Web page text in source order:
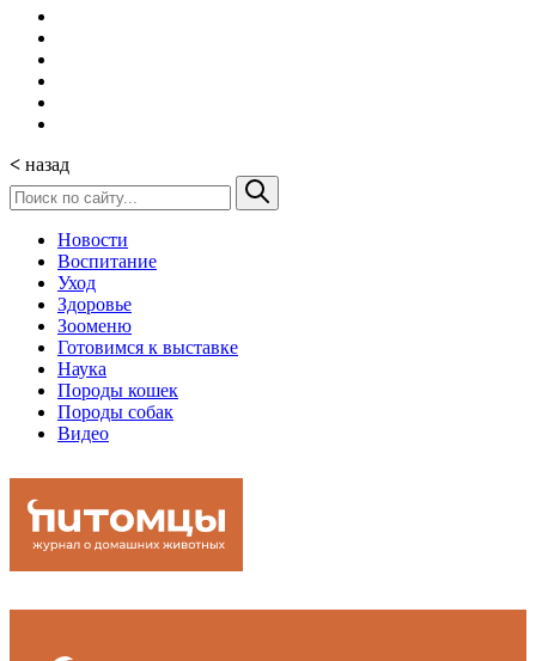
< назад
Новости
Воспитание
Уход
Здоровье
Зооменю
Готовимся к выставке
Наука
Породы кошек
Породы собак
Видео